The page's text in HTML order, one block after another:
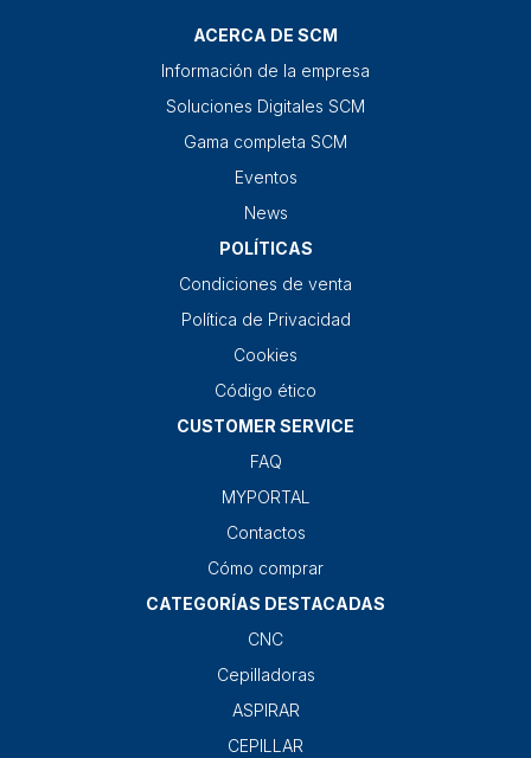
ACERCA DE SCM
Información de la empresa
Soluciones Digitales SCM
Gama completa SCM
Eventos
News
POLÍTICAS
Condiciones de venta
Política de Privacidad
Cookies
Código ético
CUSTOMER SERVICE
FAQ
MYPORTAL
Contactos
Cómo comprar
CATEGORÍAS DESTACADAS
CNC
Cepilladoras
ASPIRAR
CEPILLAR